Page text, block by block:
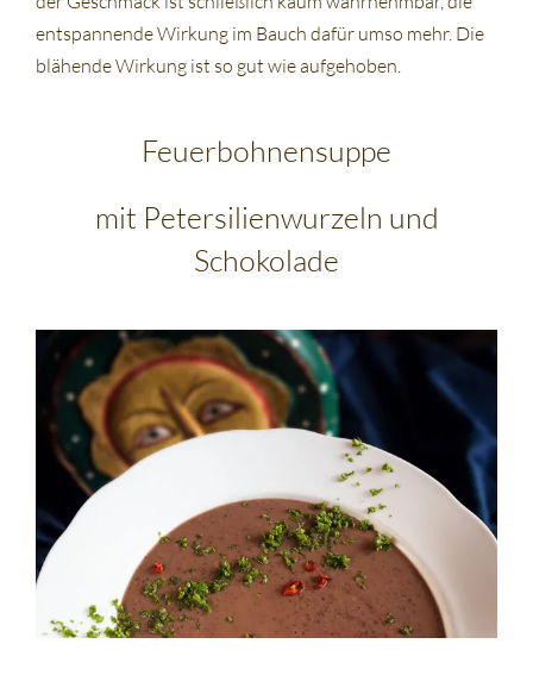
entspannende Wirkung im Bauch dafür umso mehr. Die
blähende Wirkung ist so gut wie aufgehoben.
Feuerbohnensuppe
mit Petersilienwurzeln und
Schokolade